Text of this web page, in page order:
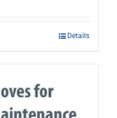
Details